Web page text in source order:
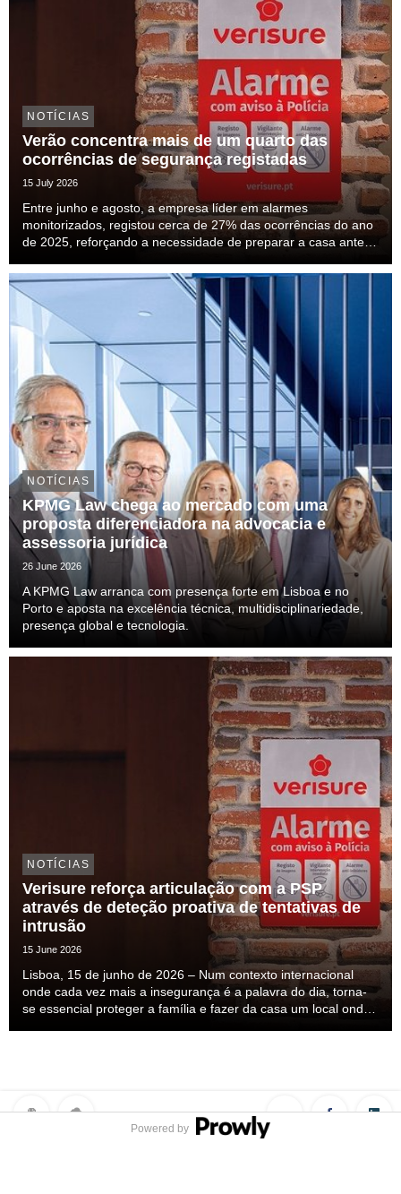
NOTÍCIAS
Verão concentra mais de um quarto das
ocorrências de segurança registadas
15 July 2026
Entre junho e agosto, a empresa líder em alarmes
monitorizados, registou cerca de 27% das ocorrências do ano
de 2025, reforçando a necessidade de preparar a casa antes
NOTÍCIAS
KPMG Law chega ao mercado com uma
proposta diferenciadora na advocacia e
assessoria jurídica
26 June 2026
A KPMG Law arranca com presença forte em Lisboa e no
Porto e aposta na excelência técnica, multidisciplinariedade,
presença global e tecnologia.
NOTÍCIAS
Verisure reforça articulação com a PSP
através de deteção proativa de tentativas de
intrusão
15 June 2026
Lisboa, 15 de junho de 2026 – Num contexto internacional
onde cada vez mais a insegurança é a palavra do dia, torna-
se essencial proteger a família e fazer da casa um local onde
Powered by